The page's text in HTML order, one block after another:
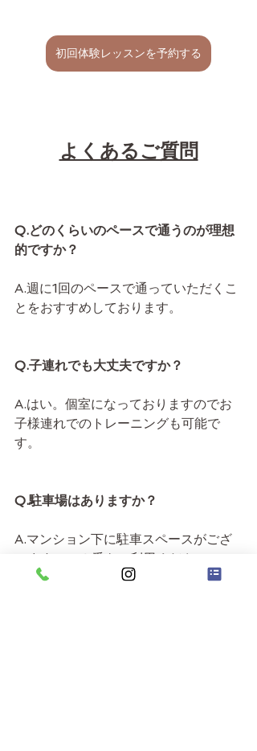
初回体験レッスンを予約する
よくあるご質問
Q.どのくらいのペースで通うのが理想
的ですか？
A.週に1回のペースで通っていただくこ
とをおすすめしております。
Q.子連れでも大丈夫ですか？
A.はい。個室になっておりますのでお
子様連れでのトレーニングも可能で
す。
Q.駐車場はありますか？
A.マンション下に駐車スペースがござ
います。１６番をご利用ください。